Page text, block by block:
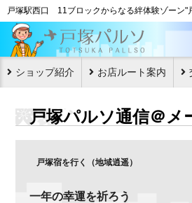
戸塚駅西口 11ブロックからなる絆体験ゾーン"
ショップ紹介 お店ルート案内
戸塚パルソ通信＠メ
戸塚宿を行く（地域逍遥）
一年の幸運を祈ろう